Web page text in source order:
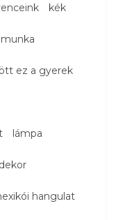
kék
ez a gyerek
lámpa
hangulat